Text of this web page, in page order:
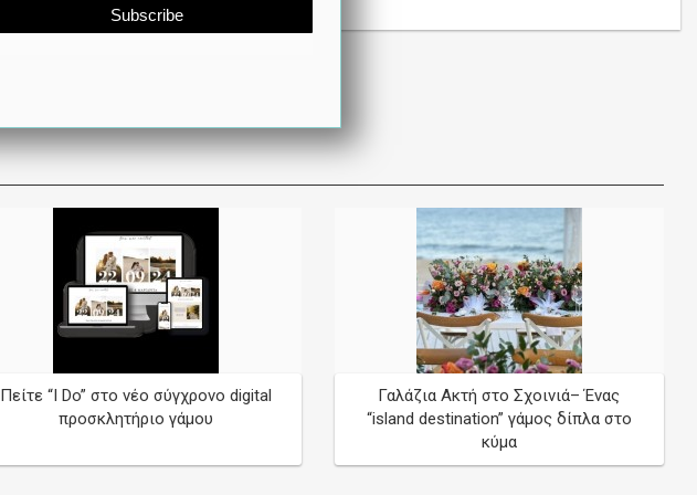
Πείτε “I Do” στο νέο σύγχρονο digital
προσκλητήριο γάμου
Γαλάζια Ακτή στο Σχοινιά– Ένας
“island destination” γάμος δίπλα στο
κύμα